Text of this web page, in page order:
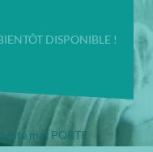
DISPONIBLE !
mat PORTE